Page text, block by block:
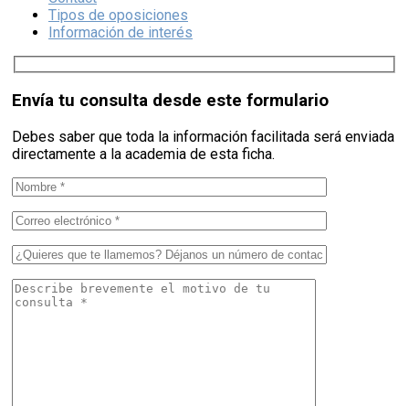
Tipos de oposiciones
Información de interés
Envía tu consulta desde este formulario
Debes saber que toda la información facilitada será enviada
directamente a la academia de esta ficha.